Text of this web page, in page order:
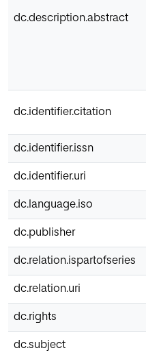
dc.description.abstract
dc.identifier.citation
dc.identifier.issn
dc.identifier.uri
dc.language.iso
dc.publisher
dc.relation.ispartofseries
dc.relation.uri
dc.rights
dc.subject